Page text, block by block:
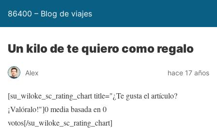
86400 – Blog de viajes
Un kilo de te quiero como regalo
Alex hace 17 años
[su_wiloke_sc_rating_chart title="¿Te gusta el artículo?
¡Valóralo!"]0media basada en 0
votos[/su_wiloke_sc_rating_chart]